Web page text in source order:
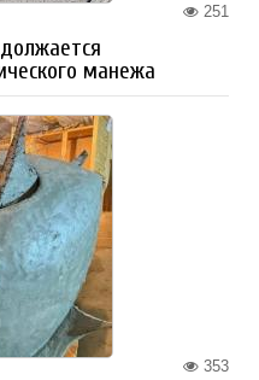
251
манежа
353